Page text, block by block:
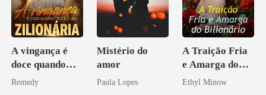
A vingança é
doce quando
você é uma
Remedy
Mistério do
amor
Paula Lopes
A Traição Fria
e Amarga do
Bilionário
Ethyl Minow